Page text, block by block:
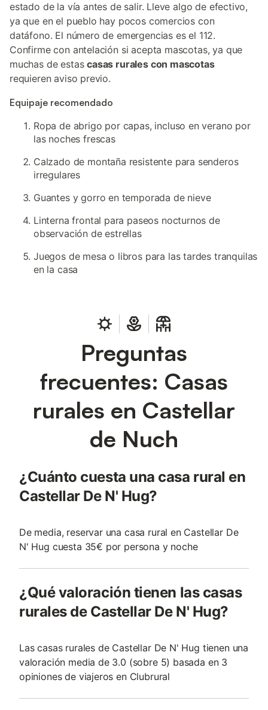
estado de la vía antes de salir. Lleve algo de efectivo,
ya que en el pueblo hay pocos comercios con
datáfono. El número de emergencias es el 112.
Confirme con antelación si acepta mascotas, ya que
muchas de estascasas rurales con mascotas
requieren aviso previo.
Equipaje recomendado
Ropa de abrigo por capas, incluso en verano por
las noches frescas
Calzado de montaña resistente para senderos
irregulares
Guantes y gorro en temporada de nieve
Linterna frontal para paseos nocturnos de
observación de estrellas
Juegos de mesa o libros para las tardes tranquilas
en la casa
Preguntas
frecuentes: Casas
rurales en Castellar
de Nuch
¿Cuánto cuesta una casa rural en
Castellar De N' Hug?
De media, reservar una casa rural en Castellar De
N' Hug cuesta 35€ por persona y noche
¿Qué valoración tienen las casas
rurales de Castellar De N' Hug?
Las casas rurales de Castellar De N' Hug tienen una
valoración media de 3.0 (sobre 5) basada en 3
opiniones de viajeros en Clubrural